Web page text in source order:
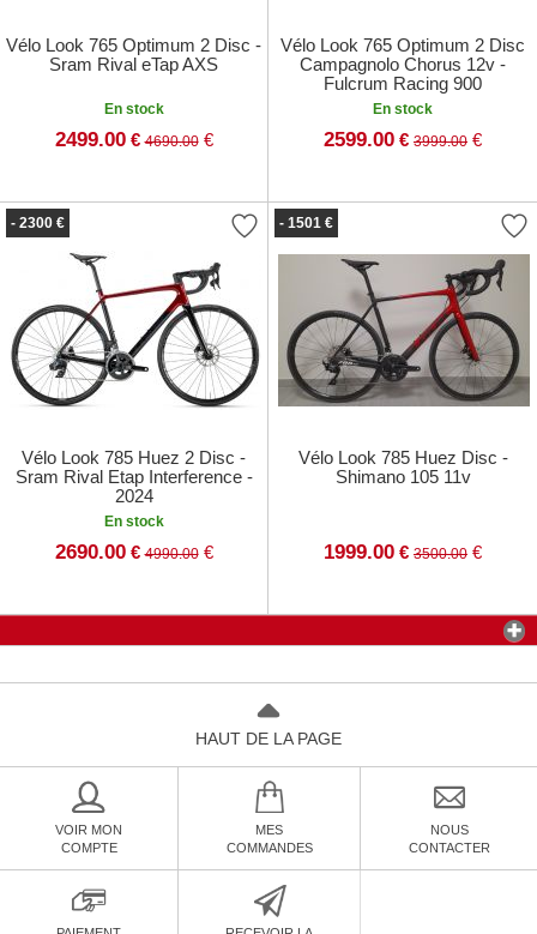
Vélo Look 765 Optimum 2 Disc -
Sram Rival eTap AXS
En stock
2499.00 € 4690.00€
Vélo Look 765 Optimum 2 Disc
Campagnolo Chorus 12v -
Fulcrum Racing 900
En stock
2599.00 € 3999.00 €
- 2300 €
Vélo Look 785 Huez 2 Disc -
Sram Rival Etap Interference -
2024
En stock
2690.00 € 4990.00€
- 1501 €
Vélo Look 785 Huez Disc -
Shimano 105 11v
1999.00 € 3500.00 €
HAUT DE LA PAGE
VOIR MON
COMPTE
MES
COMMANDES
NOUS
CONTACTER